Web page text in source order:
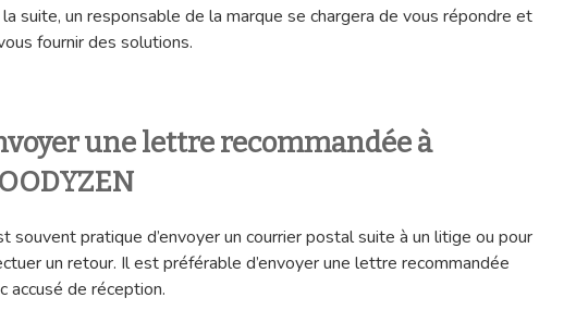
la suite, un responsable de la marque se chargera de vous répondre et
fournir des solutions.
une lettre recommandée à
souvent pratique d’envoyer un courrier postal suite à un litige ou pour
un retour. Il est préférable d’envoyer une lettre recommandée
accusé de réception.